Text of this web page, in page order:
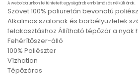
A weboldalunkon feltüntetett egységárak emblémázás nélküli árak.
Szövet 100% poliuretán bevonatú
Alkalmas szalonok és borbélyüzletek
felakasztáshoz Állítható tépőzár a nyak
Fehérítőszer-álló
100% Poliészter
Vízhatlan
Tépőzáras